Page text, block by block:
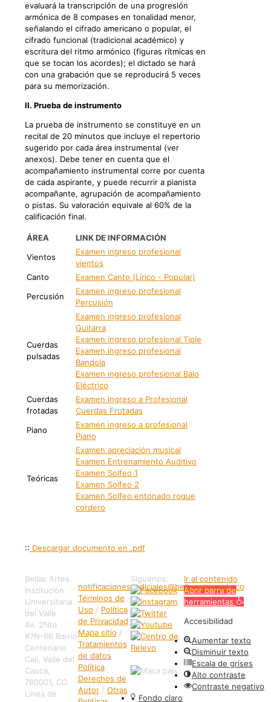
evaluará la transcripción de una progresión
armónica de 8 compases en tonalidad menor,
señalando el cifrado americano o popular, el
cifrado funcional (tradicional académico) y
escritura del ritmo armónico (figuras rítmicas en
que se tocan los acordes); el dictado se hará
con una grabación que se reproducirá 5 veces
para su memorización.
II. Prueba de instrumento
La prueba de instrumento se constituye en un
recital de 20 minutos que incluye el repertorio
sugerido por cada área instrumental (ver
anexos). Debe tener en cuenta que el
acompañamiento instrumental corre por cuenta
de cada aspirante, y puede recurrir a pianista
acompañante, agrupación de acompañamiento
o pistas. Su valoración equivale al 60% de la
calificación final.
ÁREA
LINK DE INFORMACIÓN
Vientos
Examen ingreso profesional
vientos
Canto
Examen Canto (Lírico - Popular)
Percusión
Examen ingreso profesional
Percusión
Cuerdas
pulsadas
Examen ingreso profesional
Guitarra
Examen ingreso profesional Tiple
Examen ingreso profesional
Bandola
Examen ingreso profesional Bajo
Eléctrico
Cuerdas
frotadas
Examen ingreso a Profesional
Cuerdas Frotadas
Piano
Examen ingreso a profesional
Piano
Teóricas
Examen apreciación musical
Examen Entrenamiento Auditivo
Examen Solfeo 1
Examen Solfeo 2
Examen Solfeo entonado roque
cordero
:: Descargar documento en .pdf
Bellas Artes
Institución
Universitaria
del Valle
Av. 2Nte
#7N-66 Barrio
Centenario
Cali, Valle del
Cauca,
760001, CO
Linea de
notificaciones.judiciales@bellasartes.edu.co
Términos de
Uso / Política
de Privacidad
Mapa sitio /
Tratamientos
de datos
Política
Derechos de
Autor/ Otras
Síguenos:
Ir al contenido
Abrir barra de
herramientas
Accesibilidad
Aumentar texto
Disminuir texto
Escala de grises
Alto contraste
Contraste negativo
Fondo claro